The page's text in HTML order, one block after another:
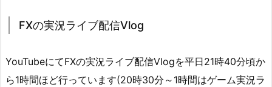
FXの実況ライブ配信Vlog
YouTubeにてFXの実況ライブ配信Vlogを平日21時40分頃か
ら1時間ほど行っています(20時30分～1時間はゲーム実況ラ